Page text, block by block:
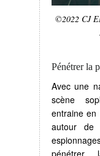
©2022 CJ
Pénétrer la
Avec une
scène
entraine en
autour